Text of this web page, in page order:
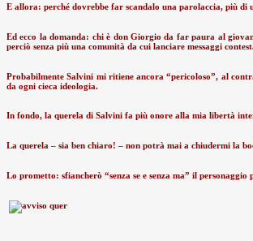
E allora: perché dovrebbe far scandalo una parolaccia, più di
Ed ecco la domanda: chi è don Giorgio da far paura al
perciò senza più una comunità da cui lanciare messaggi
Probabilmente Salvini mi ritiene ancora “pericoloso”, al
da ogni cieca ideologia.
In fondo, la querela di Salvini fa più onore alla mia libertà
La querela – sia ben chiaro! – non potrà mai a chiudermi la
Lo prometto: sfiancherò “senza se e senza ma” il